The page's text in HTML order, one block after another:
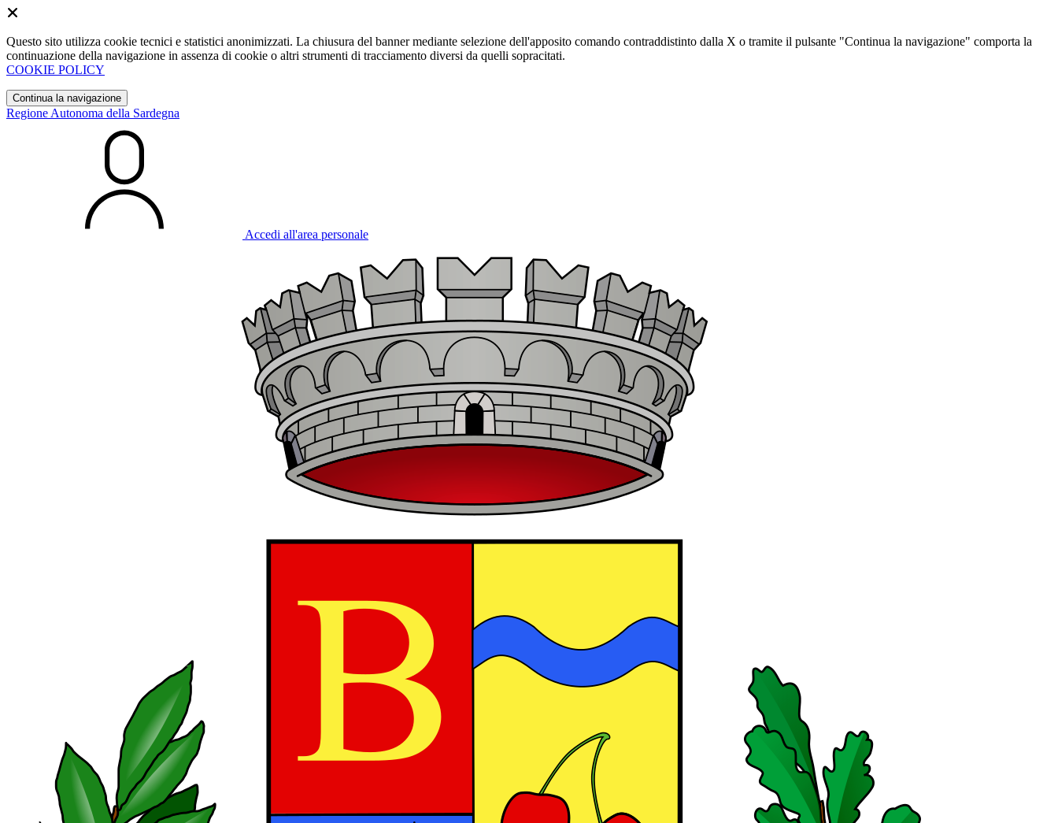
Questo sito utilizza cookie tecnici e statistici anonimizzati. La chiusura del banner mediante selezione dell'apposito comando contraddistinto dalla X o tramite il pulsante "Continua la navigazione" comporta la
continuazione della navigazione in assenza di cookie o altri strumenti di tracciamento diversi da quelli sopracitati.
COOKIE POLICY
Continua la navigazione
Regione Autonoma della Sardegna
Accedi all'area personale